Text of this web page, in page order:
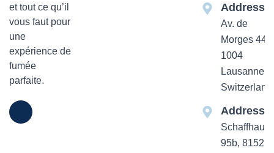
et tout ce qu’il
vous faut pour
une
expérience de
fumée
parfaite.
Addresse
Av. de
Morges 44
1004
Lausanne,
Switzerland
Addresse
95b, 8152